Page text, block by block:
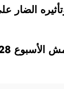
الضار